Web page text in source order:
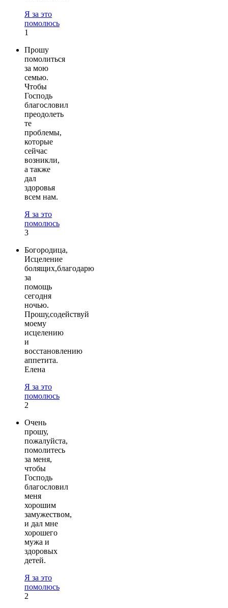
Я за это
помолюсь
1
Прошу
помолиться
за мою
семью.
Чтобы
Господь
благословил
преодолеть
те
проблемы,
которые
сейчас
возникли,
а также
дал
здоровья
всем нам.
Я за это
помолюсь
3
Богородица,
Исцеление
болящих,благодарю
за
помощь
сегодня
ночью.
Прошу,содействуй
моему
исцелению
и
восстановлению
аппетита.
Елена
Я за это
помолюсь
2
Очень
прошу,
пожалуйста,
помолитесь
за меня,
чтобы
Господь
благословил
меня
хорошим
замужеством,
и дал мне
хорошего
мужа и
здоровых
детей.
Я за это
помолюсь
2